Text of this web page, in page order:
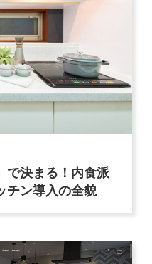
で決まる！内食派
チン導入の全貌